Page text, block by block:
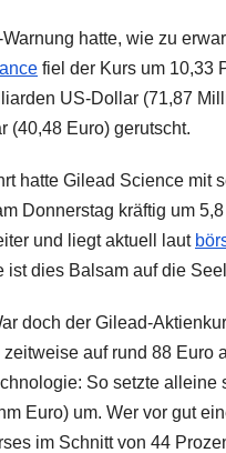
hatte, wie zu
fiel der Kurs um 10,33
US-Dollar (71,87
(40,48 Euro) gerutscht.
hatte Gilead Science mit
Donnerstag kräftig um
und liegt aktuell laut
ist dies Balsam auf die
doch der Gilead-
zeitweise auf rund 88 Euro
So setzte
Euro) um. Wer vor gut
im Schnitt von 44